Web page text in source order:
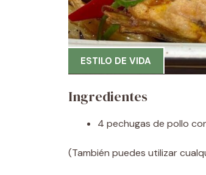
ESTILO DE VIDA
Ingredientes
4 pechugas de pollo
(También puedes utilizar